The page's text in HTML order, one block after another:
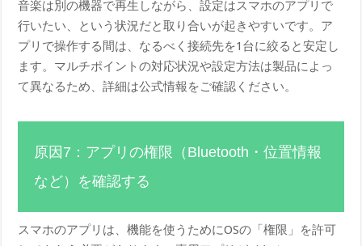
音楽は別の機器で再生しながら、設定はスマホのアプリで
行いたい、という状況だと取り合いが起きやすいです。ア
プリで操作する間は、なるべく接続先を1台に絞ると安定し
ます。マルチポイントの対応状況や設定方法は製品によっ
て異なるため、詳細は公式情報をご確認ください。
原因7：アプリの権限（Bluetooth・位置情報
など）を確認する
スマホのアプリは、機能を使うためにOSの「権限」を許可